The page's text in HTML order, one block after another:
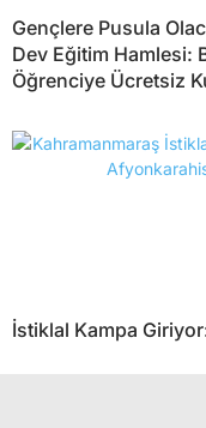
Gençlere Pusula
Dev Eğitim Hamlesi:
Öğrenciye Ücretsiz
İstiklal Kampa